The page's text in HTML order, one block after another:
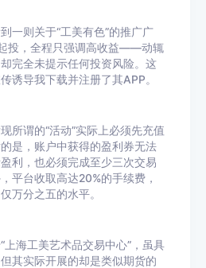
则关于“工美有色”的推广广
投，全程只强调高收益——动辄
完全未提示任何投资风险。这
诱导我下载并注册了其APP。
谓的“活动”实际上必须先充值
是，账户中获得的盈利券无法
利，也必须完成至少三次交易
平台收取高达20%的手续费，
万分之五的水平。
海工美艺术品交易中心”，虽具
其实际开展的却是类似期货的